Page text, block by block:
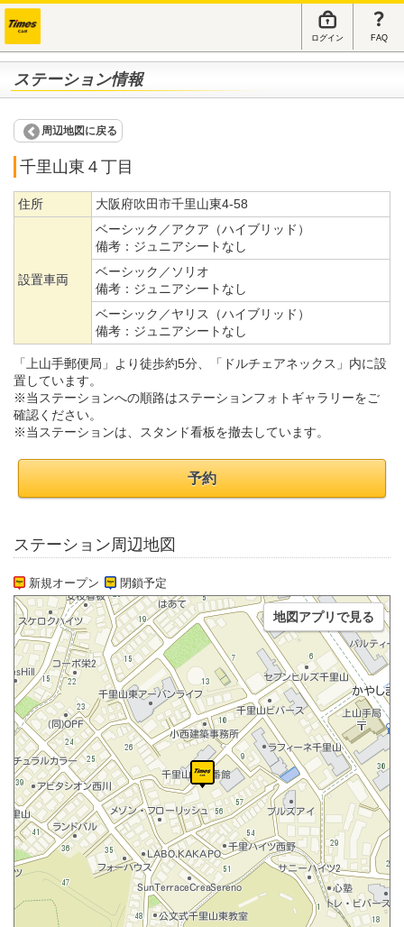
ログイン FAQ
ステーション情報
周辺地図に戻る
千里山東４丁目
住所 大阪府吹田市千里山東4-58
設置車両
ベーシック／アクア（ハイブリッド）
備考： ジュニアシートなし
ベーシック／ソリオ
備考： ジュニアシートなし
ベーシック／ヤリス（ハイブリッド）
備考： ジュニアシートなし
「上山手郵便局」より徒歩約5分、「ドルチェアネックス」内に設
置しています。
※当ステーションへの順路はステーションフォトギャラリーをご
確認ください。
※当ステーションは、スタンド看板を撤去しています。
予約
ステーション周辺地図
新規オープン 閉鎖予定
地図アプリで見る